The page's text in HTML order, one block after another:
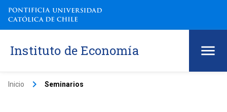
Instituto de Economía
Inicio keyboard_arrow_right Seminarios